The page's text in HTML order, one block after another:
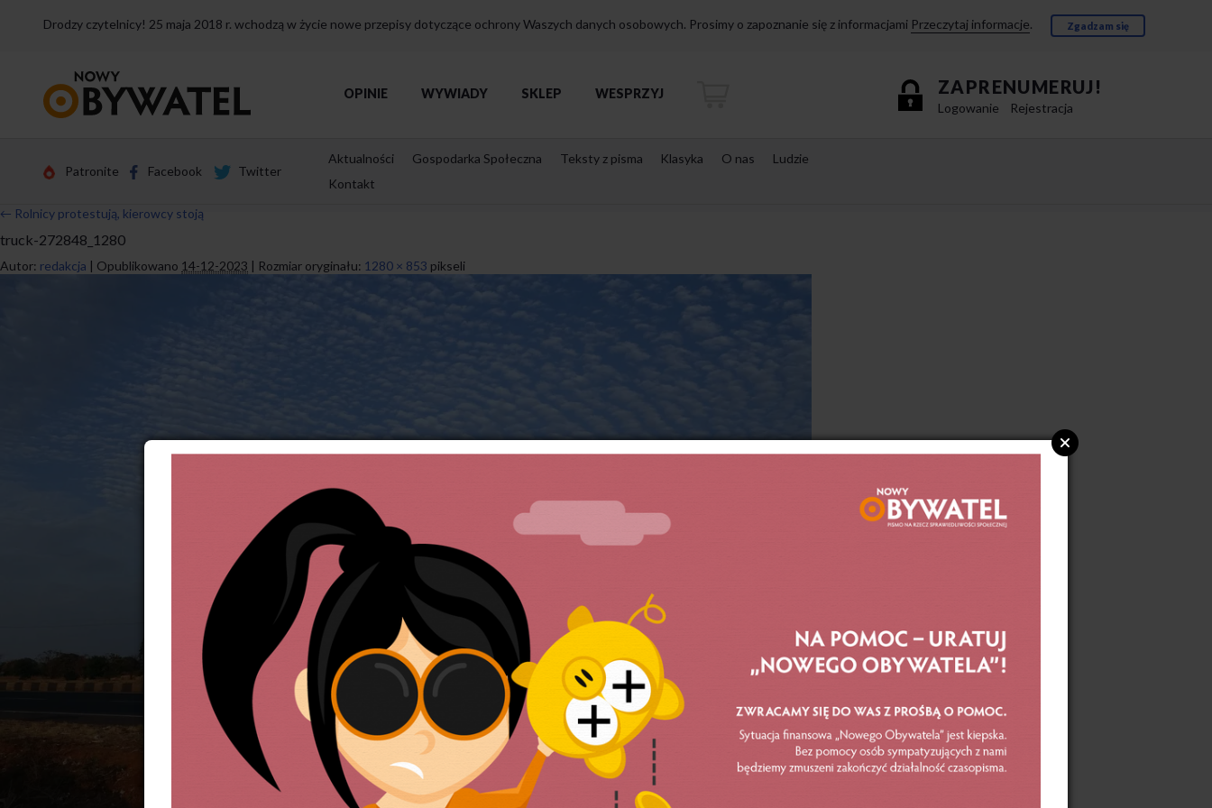
Drodzy czytelnicy! 25 maja 2018 r. wchodzą w życie nowe przepisy dotyczące ochrony Waszych danych osobowych. Prosimy o zapoznanie się z informacjami Przeczytaj informacje. Zgadzam się
strony
ZAPRENUMERUJ!
Logowanie Rejestracja
OPINIE WYWIADY SKLEP WESPRZYJ
Patronite Facebook Twitter
Aktualności Gospodarka Społeczna Teksty z pisma Klasyka O nas
Ludzie
Kontakt
← Rolnicy protestują, kierowcy stoją
truck-272848_1280
Autor: redakcja | Opublikowano 14-12-2023 | Rozmiar oryginału: 1280 × 853 pikseli